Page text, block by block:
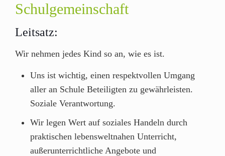
Schulgemeinschaft
Leitsatz:
Wir nehmen jedes Kind so an, wie es ist.
Uns ist wichtig, einen respektvollen Umgang
aller an Schule Beteiligten zu gewährleisten.
Soziale Verantwortung.
Wir legen Wert auf soziales Handeln durch
praktischen lebensweltnahen Unterricht,
außerunterrichtliche Angebote und